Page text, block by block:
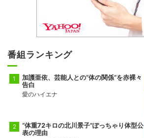
番組ランキング
加護亜依、芸能人との“体の関係”を赤裸々
告白
愛のハイエナ
“体重72キロの北川景子”ぽっちゃり体型公
表の理由